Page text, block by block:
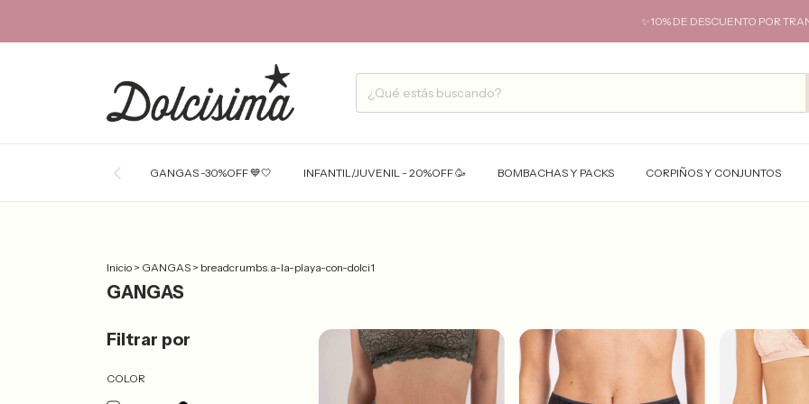
✨10% DE DESCUENTO POR
GANGAS -30%OFF 💙🤍 INFANTIL/JUVENIL - 20%OFF 🥳 BOMBACHAS Y PACKS CORPIÑOS Y CONJUNTOS
Inicio > GANGAS > breadcrumbs.a-la-playa-con-dolci1
GANGAS
Filtrar por
COLOR